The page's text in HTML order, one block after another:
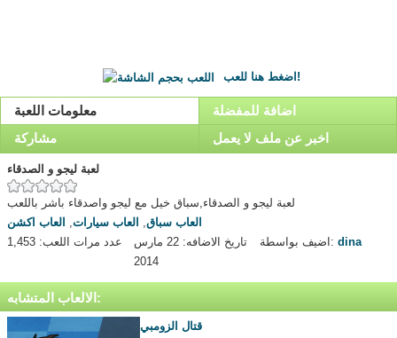
اضغط هنا للعب!
معلومات اللعبة
اضافة للمفضلة
مشاركة
اخبر عن ملف لا يعمل
لعبة ليجو و الصدقاء
لعبة ليجو و الصدقاء,سباق خيل مع ليجو واصدقاء باشر باللعب
العاب سباق, العاب سيارات, العاب اكشن
عدد مرات اللعب: 1,453
تاريخ الاضافه: 22 مارس
2014
اضيف بواسطة:dina
الالعاب المتشابه:
قتال الزومبي